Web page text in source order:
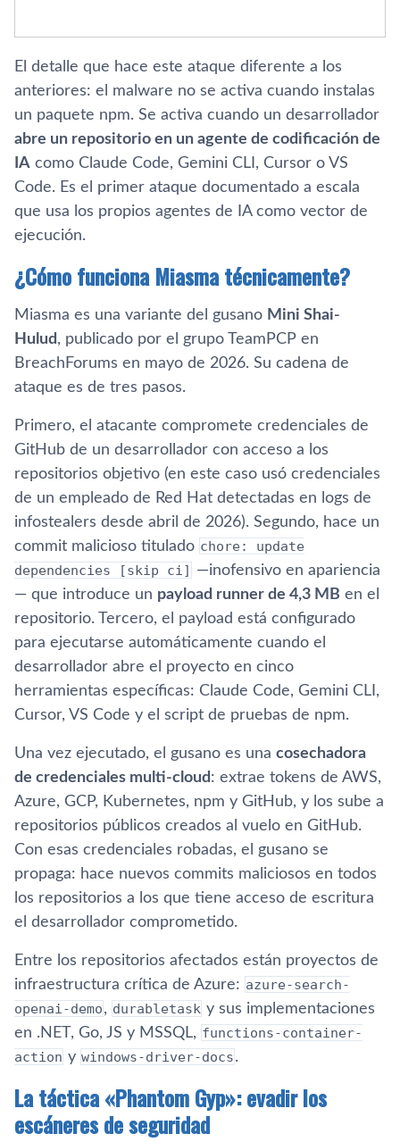
El detalle que hace este ataque diferente a los
anteriores: el malware no se activa cuando instalas
un paquete npm. Se activa cuando un desarrollador
abre un repositorio en un agente de codificación de
IA como Claude Code, Gemini CLI, Cursor o VS
Code. Es el primer ataque documentado a escala
que usa los propios agentes de IA como vector de
ejecución.
¿Cómo funciona Miasma técnicamente?
Miasma es una variante del gusano Mini Shai-
Hulud, publicado por el grupo TeamPCP en
BreachForums en mayo de 2026. Su cadena de
ataque es de tres pasos.
Primero, el atacante compromete credenciales de
GitHub de un desarrollador con acceso a los
repositorios objetivo (en este caso usó credenciales
de un empleado de Red Hat detectadas en logs de
infostealers desde abril de 2026). Segundo, hace un
commit malicioso titulado chore: update
dependencies [skip ci] —inofensivo en apariencia
— que introduce un payload runner de 4,3 MB en el
repositorio. Tercero, el payload está configurado
para ejecutarse automáticamente cuando el
desarrollador abre el proyecto en cinco
herramientas específicas: Claude Code, Gemini CLI,
Cursor, VS Code y el script de pruebas de npm.
Una vez ejecutado, el gusano es una cosechadora
de credenciales multi-cloud: extrae tokens de AWS,
Azure, GCP, Kubernetes, npm y GitHub, y los sube a
repositorios públicos creados al vuelo en GitHub.
Con esas credenciales robadas, el gusano se
propaga: hace nuevos commits maliciosos en todos
los repositorios a los que tiene acceso de escritura
el desarrollador comprometido.
Entre los repositorios afectados están proyectos de
infraestructura crítica de Azure: azure-search-
openai-demo, durabletask y sus implementaciones
en .NET, Go, JS y MSSQL, functions-container-
action y windows-driver-docs.
La táctica «Phantom Gyp»: evadir los
escáneres de seguridad